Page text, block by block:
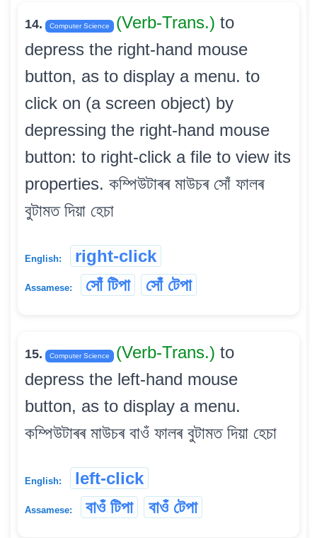
14. Computer Science (Verb-Trans.) to
depress the right-hand mouse
button, as to display a menu. to
click on (a screen object) by
depressing the right-hand mouse
button: to right-click a file to view its
properties. কম্পিউটাৰৰ মাউচৰ সোঁ ফালৰ
বুটামত দিয়া হেচা
English: right-click
Assamese: সোঁ টিপা সোঁ টেপা
15. Computer Science (Verb-Trans.) to
depress the left-hand mouse
button, as to display a menu.
কম্পিউটাৰৰ মাউচৰ বাওঁ ফালৰ বুটামত দিয়া হেচা
English: left-click
Assamese: বাওঁ টিপা বাওঁ টেপা